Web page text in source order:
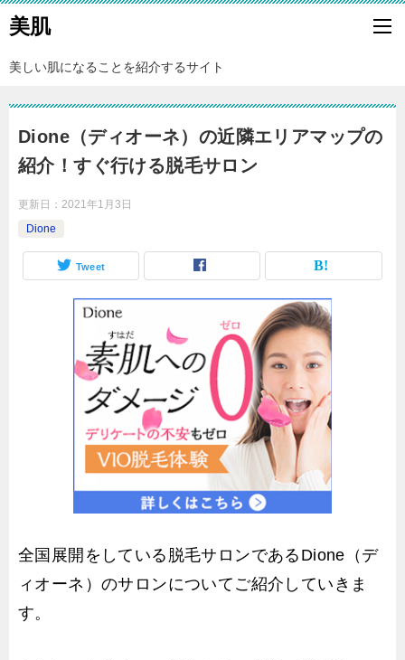
美肌
美しい肌になることを紹介するサイト
Dione（ディオーネ）の近隣エリアマップの
紹介！すぐ行ける脱毛サロン
更新日： 2021年1月3日
Dione
Tweet
全国展開をしている脱毛サロンであるDione（デ
ィオーネ）のサロンについてご紹介していきま
す。